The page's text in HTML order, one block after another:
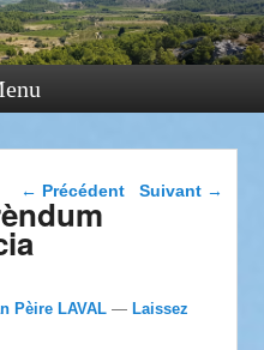
Navigation dans les
← Précédent Suivant →
Pèire LAVAL —Laissez